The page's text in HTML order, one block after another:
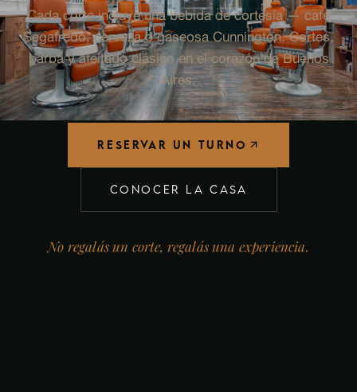
Cada corte incluye una bebida de cortesía — café
Segafredo, cerveza o gaseosa Cunnington. Cortes,
barba y afeitado clásico en el corazón de Buenos
Aires.
RESERVAR UN TURNO
CONOCER LA CASA
No regalás un corte, regalás una experiencia.